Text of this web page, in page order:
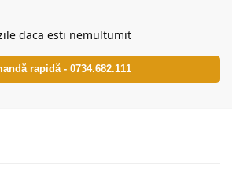
daca esti nemultumit
rapidă - 0734.682.111